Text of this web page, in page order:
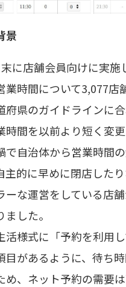
景
に店舗会員向けに実施
業時間について3,077店
県のガイドラインに合
時間を以前より短く変
で自治体から営業時間
主的に早めに閉店した
ーな運営をしている店
した。
活様式に「予約を利用
目があるように、待ち
め、ネット予約の需要